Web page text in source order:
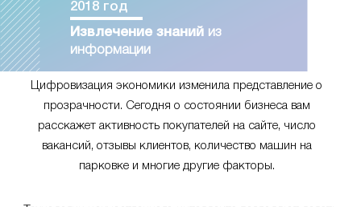
2018 год
Извлечение знаний из
информации
Цифровизация экономики изменила представление о
прозрачности. Сегодня о состоянии бизнеса вам
расскажет активность покупателей на сайте, число
вакансий, отзывы клиентов, количество машин на
парковке и многие другие факторы.